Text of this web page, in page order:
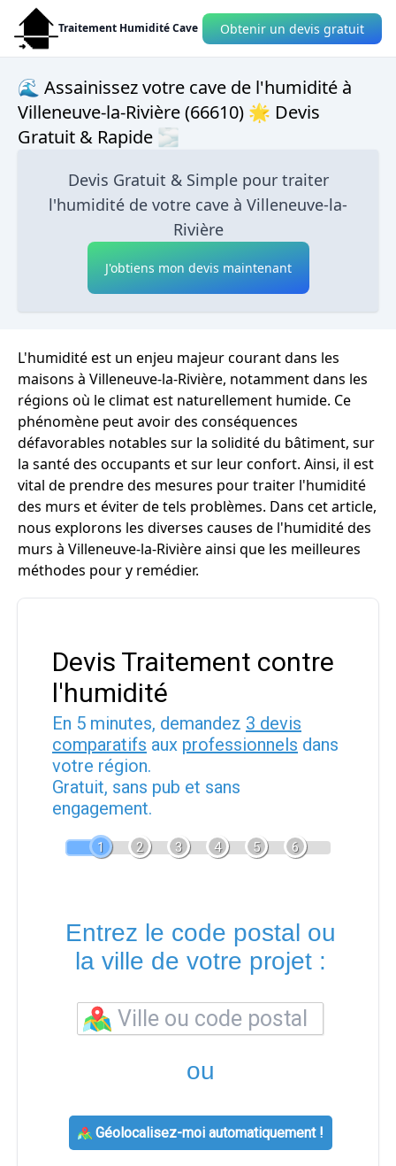
Traitement Humidité Cave Obtenir un devis gratuit
🌊 Assainissez votre cave de l'humidité à
Villeneuve-la-Rivière (66610) 🌟 Devis
Gratuit & Rapide 🌫
Devis Gratuit & Simple pour traiter
l'humidité de votre cave à Villeneuve-la-
Rivière
J'obtiens mon devis maintenant
L'humidité est un enjeu majeur courant dans les
maisons à Villeneuve-la-Rivière, notamment dans les
régions où le climat est naturellement humide. Ce
phénomène peut avoir des conséquences
défavorables notables sur la solidité du bâtiment, sur
la santé des occupants et sur leur confort. Ainsi, il est
vital de prendre des mesures pour traiter l'humidité
des murs et éviter de tels problèmes. Dans cet article,
nous explorons les diverses causes de l'humidité des
murs à Villeneuve-la-Rivière ainsi que les meilleures
méthodes pour y remédier.
Devis Traitement contre
l'humidité
En 5 minutes, demandez 3 devis
comparatifs aux professionnels dans
votre région.
Gratuit, sans pub et sans
engagement.
1 2 3 4 5 6
Entrez le code postal ou
la ville de votre projet :
ou
Géolocalisez-moi automatiquement !